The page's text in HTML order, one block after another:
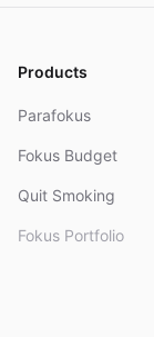
Products
Parafokus
Fokus Budget
Quit Smoking
Fokus Portfolio